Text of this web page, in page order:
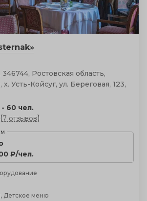
Ростовская область,
Усть-Койсуг, ул. Береговая, 123,
- 60 чел.
(7 отзывов)
₽/чел.
Детское меню